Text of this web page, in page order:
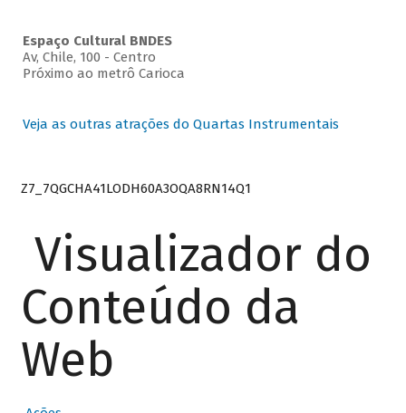
Espaço Cultural BNDES
Av, Chile, 100 - Centro
Próximo ao metrô Carioca
Veja as outras atrações do Quartas Instrumentais
Z7_7QGCHA41LODH60A3OQA8RN14Q1
Visualizador do
Conteúdo da
Web